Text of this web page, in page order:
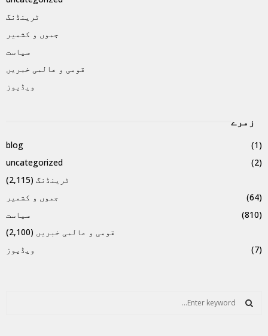
ٹرینڈنگ
جموں و کشمیر
سیاست
قومی و عالمی خبریں
ویڈیوز
زمرے
blog
(1)
uncategorized
(2)
ٹرینڈنگ (2,115)
جموں و کشمیر
(64)
سیاست
(810)
قومی و عالمی خبریں (2,100)
ویڈیوز
(7)